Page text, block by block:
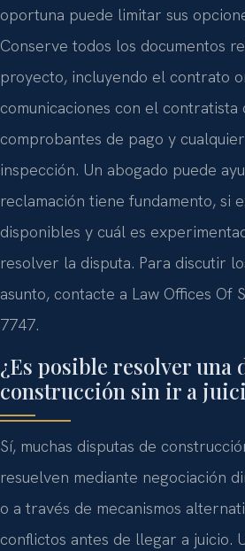
oportuna puede limitar sus
Conserve todos los documentos
proyecto, incluyendo el contrato
comunicaciones con el contratista
comprobantes de pago y
inspección. Un abogado puede
reclamación tiene fundamento, si
disponibles y cuál es
resolver la disputa. Para discutir
asunto, contacte a Law Offices Of
7747.
¿Es posible resolver una
construcción sin ir a
Sí, muchas disputas de
resuelven mediante negociación
o a través de mecanismos
conflictos antes de llegar a juicio.